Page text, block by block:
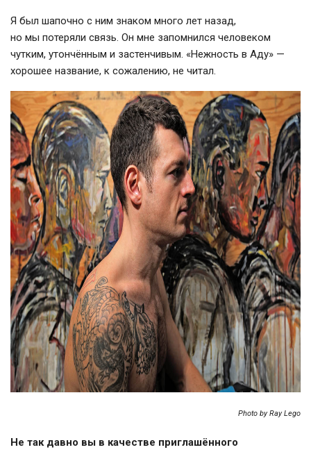
Я был шапочно с ним знаком много лет назад,
но мы потеряли связь. Он мне запомнился человеком
чутким, утончённым и застенчивым. «Нежность в Аду» —
хорошее название, к сожалению, не читал.
Photo by Ray Lego
Не так давно вы в качестве приглашённого